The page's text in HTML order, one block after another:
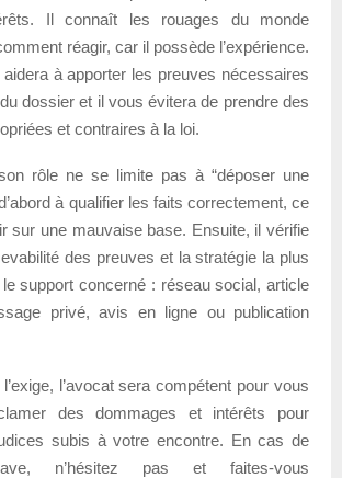
Il connaît les rouages du monde
réagir, car il possède l’expérience.
à apporter les preuves nécessaires
dossier et il vous évitera de prendre des
et contraires à la loi.
rôle ne se limite pas à “déposer une
d’abord à qualifier les faits correctement, ce
sur une mauvaise base. Ensuite, il vérifie
des preuves et la stratégie la plus
support concerné : réseau social, article
privé, avis en ligne ou publication
l’avocat sera compétent pour vous
des dommages et intérêts pour
subis à votre encontre. En cas de
n’hésitez pas et faites-vous